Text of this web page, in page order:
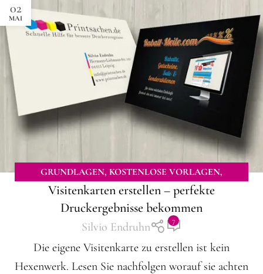
02
MAI
GRUNDLAGEN, KOSTENLOSE VORLAGEN,
TUTORIALS,WISSEN ZUM DOWNLOAD,
WISSENSWERTES
Visitenkarten erstellen – perfekte
Druckergebnisse bekommen
Silvio Endruhn 7
Die eigene Visitenkarte zu erstellen ist kein
Hexenwerk. Lesen Sie nachfolgen worauf sie achten